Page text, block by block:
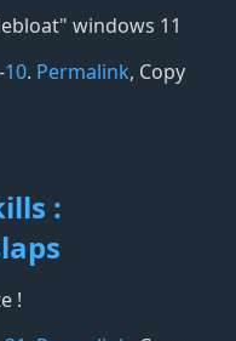
windows 11
-10. Permalink, Copy
:
!